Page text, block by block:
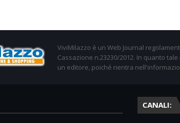
ViviMilazzo è un Web Journal
Cassazione n.23230/2012. In quanto
un editore, poiché rientra
CANALI: